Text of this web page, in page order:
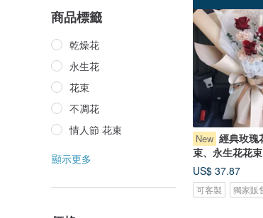
商品標籤
乾燥花
永生花
花束
不凋花
情人節 花束
顯示更多
New 經典玫瑰
束、永生花花
七夕
US$ 37.87
可客製 獨家販